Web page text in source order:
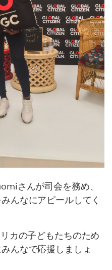
さんが司会を務め、
んなにアピールしてく
カの子どもたちのため
んなで応援しましょ